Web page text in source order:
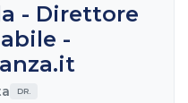
- Direttore
-
DR.